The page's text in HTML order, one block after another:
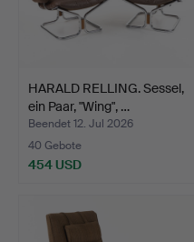
HARALD RELLING. Sessel,
ein Paar, "Wing", …
Beendet 12. Jul 2026
40 Gebote
454 USD